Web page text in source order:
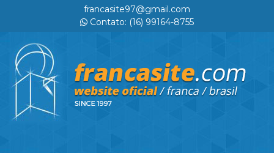
francasite97@gmail.com
Contato: (16) 99164-8755